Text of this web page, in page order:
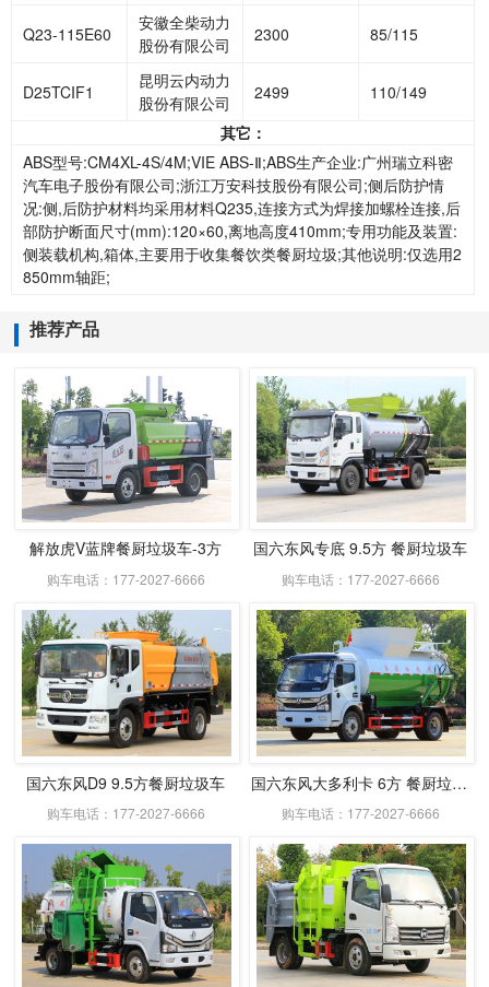
Q23-115E60
安徽全柴动力
股份有限公司
2300 85/115
D25TCIF1
昆明云内动力
股份有限公司
2499
110/149
其它：
ABS型号:CM4XL-4S/4M;VIE ABS-Ⅱ;ABS生产企业:广州瑞立科密
汽车电子股份有限公司;浙江万安科技股份有限公司;侧后防护情
况:侧,后防护材料均采用材料Q235,连接方式为焊接加螺栓连接,后
部防护断面尺寸(mm):120×60,离地高度410mm;专用功能及装置:
侧装载机构,箱体,主要用于收集餐饮类餐厨垃圾;其他说明:仅选用2
850mm轴距;
推荐产品
解放虎V蓝牌餐厨垃圾车-3方
购车电话：177-2027-6666
国六东风专底 9.5方 餐厨垃圾车
购车电话：177-2027-6666
国六东风D9 9.5方餐厨垃圾车
购车电话：177-2027-6666
国六东风大多利卡 6方 餐厨垃圾车
购车电话：177-2027-6666